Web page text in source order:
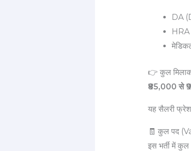
DA
👉 कुल
₹85,000 से
यह सैलरी फ्रेश
🧾 कुल पद
इस भर्ती में कुल